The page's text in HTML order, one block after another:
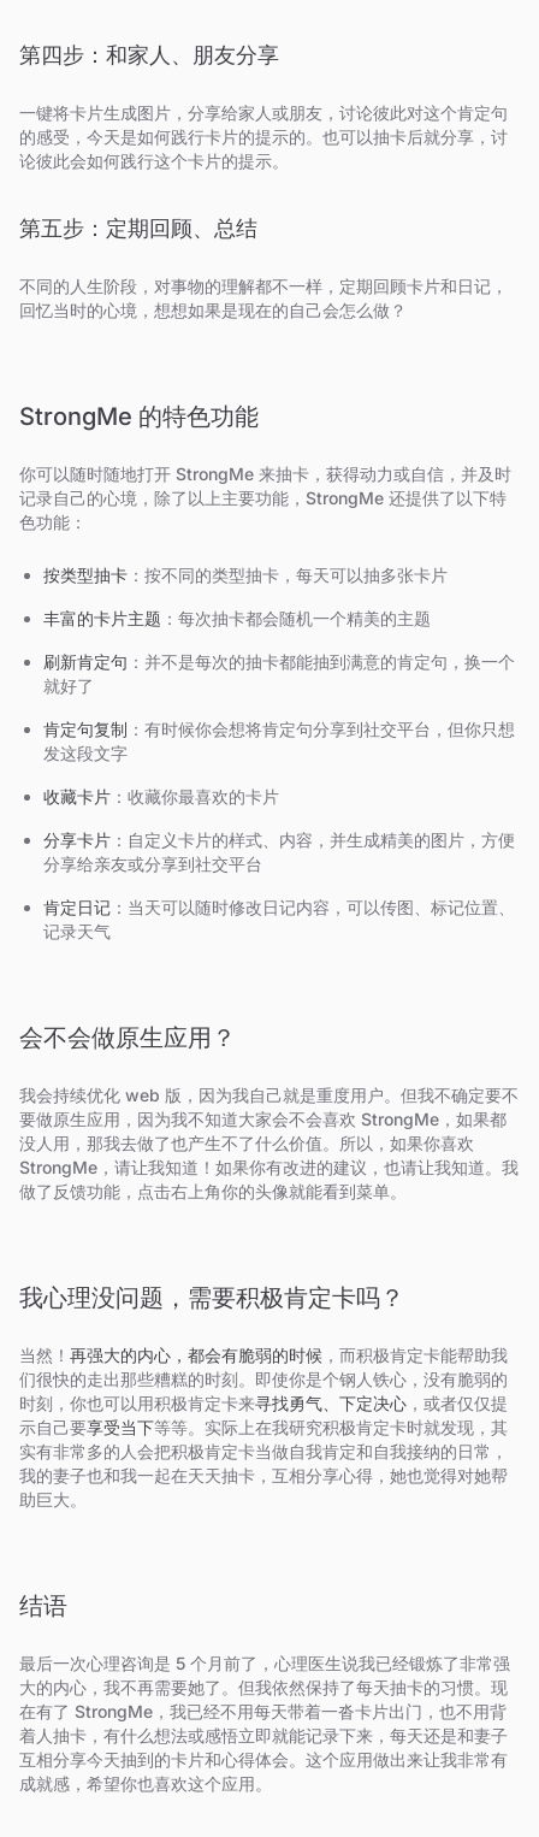
第四步：和家人、朋友分享
一键将卡片生成图片，分享给家人或朋友，讨论彼此对这个肯定句
的感受，今天是如何践行卡片的提示的。也可以抽卡后就分享，讨
论彼此会如何践行这个卡片的提示。
第五步：定期回顾、总结
不同的人生阶段，对事物的理解都不一样，定期回顾卡片和日记，
回忆当时的心境，想想如果是现在的自己会怎么做？
StrongMe 的特色功能
你可以随时随地打开 StrongMe 来抽卡，获得动力或自信，并及时
记录自己的心境，除了以上主要功能，StrongMe 还提供了以下特
色功能：
按类型抽卡 ：按不同的类型抽卡，每天可以抽多张卡片
丰富的卡片主题 ：每次抽卡都会随机一个精美的主题
刷新肯定句 ：并不是每次的抽卡都能抽到满意的肯定句，换一个
就好了
肯定句复制 ：有时候你会想将肯定句分享到社交平台，但你只想
发这段文字
收藏卡片 ：收藏你最喜欢的卡片
分享卡片 ：自定义卡片的样式、内容，并生成精美的图片，方便
分享给亲友或分享到社交平台
肯定日记 ：当天可以随时修改日记内容，可以传图、标记位置、
记录天气
会不会做原生应用？
我会持续优化 web 版，因为我自己就是重度用户。但我不确定要不
要做原生应用，因为我不知道大家会不会喜欢 StrongMe，如果都
没人用，那我去做了也产生不了什么价值。所以，如果你喜欢
StrongMe，请让我知道！如果你有改进的建议，也请让我知道。我
做了反馈功能，点击右上角你的头像就能看到菜单。
我心理没问题，需要积极肯定卡吗？
当然！ 再强大的内心，都会有脆弱的时候 ，而积极肯定卡能帮助我
们很快的走出那些糟糕的时刻。即使你是个钢人铁心，没有脆弱的
时刻，你也可以用积极肯定卡来寻找勇气、下定决心 ，或者仅仅提
示自己要享受当下等等。实际上在我研究积极肯定卡时就发现，其
实有非常多的人会把积极肯定卡当做自我肯定和自我接纳的日常，
我的妻子也和我一起在天天抽卡，互相分享心得，她也觉得对她帮
助巨大。
结语
最后一次心理咨询是 5 个月前了，心理医生说我已经锻炼了非常强
大的内心，我不再需要她了。但我依然保持了每天抽卡的习惯。现
在有了 StrongMe，我已经不用每天带着一沓卡片出门，也不用背
着人抽卡，有什么想法或感悟立即就能记录下来，每天还是和妻子
互相分享今天抽到的卡片和心得体会。这个应用做出来让我非常有
成就感，希望你也喜欢这个应用。